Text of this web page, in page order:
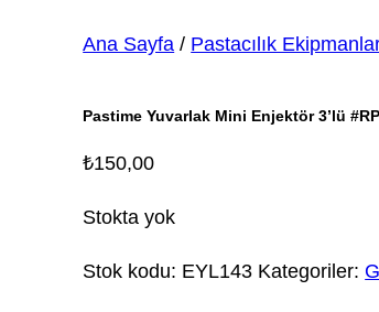
Ana Sayfa / Pastacılık
Pastime Yuvarlak Mini Enjektör 3’lü
₺150,00
Stokta yok
Stok kodu: EYL143 Kategoriler: